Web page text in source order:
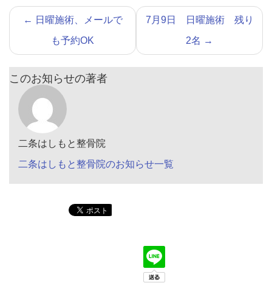
← 日曜施術、メールで
も予約OK
7月9日 日曜施術 残り
2名 →
このお知らせの著者
二条はしもと整骨院
二条はしもと整骨院のお知らせ一覧